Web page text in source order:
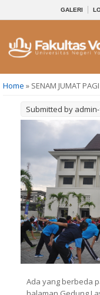
GALERI
You are here
Home » SENAM JUMAT
Submitted by
Ada yang berbeda